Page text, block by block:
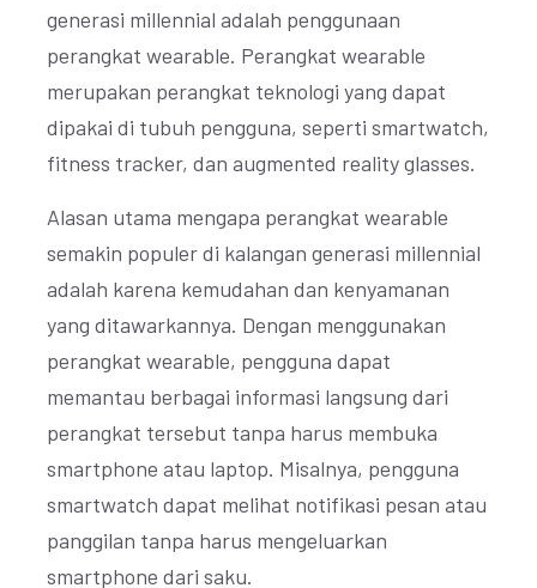
generasi millennial adalah penggunaan
perangkat wearable. Perangkat wearable
merupakan perangkat teknologi yang dapat
dipakai di tubuh pengguna, seperti smartwatch,
fitness tracker, dan augmented reality glasses.
Alasan utama mengapa perangkat wearable
semakin populer di kalangan generasi millennial
adalah karena kemudahan dan kenyamanan
yang ditawarkannya. Dengan menggunakan
perangkat wearable, pengguna dapat
memantau berbagai informasi langsung dari
perangkat tersebut tanpa harus membuka
smartphone atau laptop. Misalnya, pengguna
smartwatch dapat melihat notifikasi pesan atau
panggilan tanpa harus mengeluarkan
smartphone dari saku.